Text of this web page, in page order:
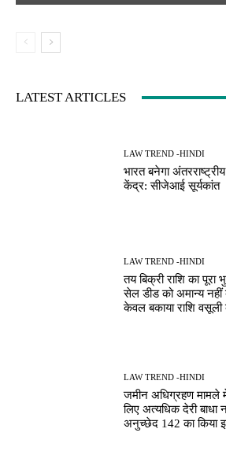
LATEST ARTICLES
LAW TREND -HINDI
भारत बनेगा
केंद्र: सीजेआई सूर्यकांत
LAW TREND -HINDI
तय बिक्री राशि का पूरा
सेल डीड को अमान्य नहीं
केवल बकाया राशि वसूली
LAW TREND -HINDI
जमीन अधिग्रहण
लिए अत्यधिक देरी बाधा
अनुच्छेद 142 का किया